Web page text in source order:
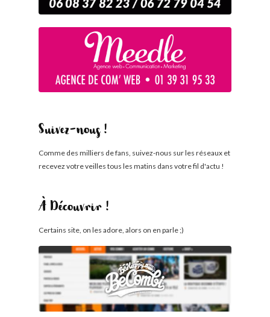
Suivez-nous !
Comme des milliers de fans, suivez-nous sur les réseaux et
recevez votre veilles tous les matins dans votre fil d'actu !
À Découvrir !
Certains site, on les adore, alors on en parle ;)